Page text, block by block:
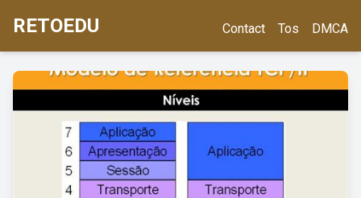
RETOEDU Contact Tos DMCA